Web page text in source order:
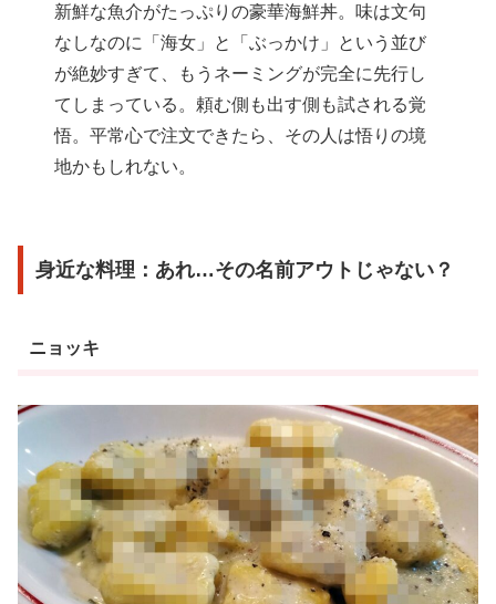
新鮮な魚介がたっぷりの豪華海鮮丼。味は文句
なしなのに「海女」と「ぶっかけ」という並び
が絶妙すぎて、もうネーミングが完全に先行し
てしまっている。頼む側も出す側も試される覚
悟。平常心で注文できたら、その人は悟りの境
地かもしれない。
身近な料理：あれ…その名前アウトじゃない？
ニョッキ